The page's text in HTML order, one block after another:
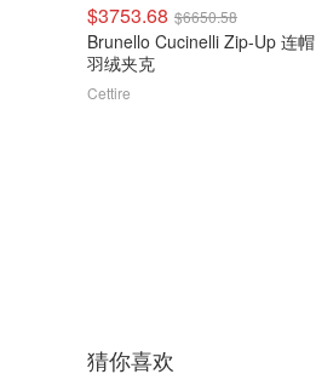
$3753.68 $6650.58
Brunello Cucinelli Zip-Up 连帽
羽绒夹克
Cettire
猜你喜欢